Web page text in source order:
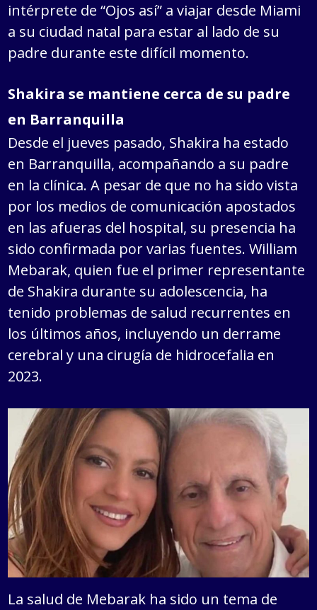
intérprete de “Ojos así” a viajar desde Miami
a su ciudad natal para estar al lado de su
padre durante este difícil momento.
Shakira se mantiene cerca de su padre
en Barranquilla
Desde el jueves pasado, Shakira ha estado
en Barranquilla, acompañando a su padre
en la clínica. A pesar de que no ha sido vista
por los medios de comunicación apostados
en las afueras del hospital, su presencia ha
sido confirmada por varias fuentes. William
Mebarak, quien fue el primer representante
de Shakira durante su adolescencia, ha
tenido problemas de salud recurrentes en
los últimos años, incluyendo un derrame
cerebral y una cirugía de hidrocefalia en
2023.
La salud de Mebarak ha sido un tema de